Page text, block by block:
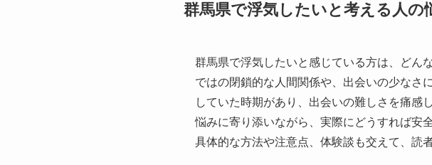
群馬県で浮気したいと考える人の
群馬県で浮気したいと感じている方は、どん
ではの閉鎖的な人間関係や、出会いの少なさ
していた時期があり、出会いの難しさを痛感
悩みに寄り添いながら、実際にどうすれば安
具体的な方法や注意点、体験談も交えて、読